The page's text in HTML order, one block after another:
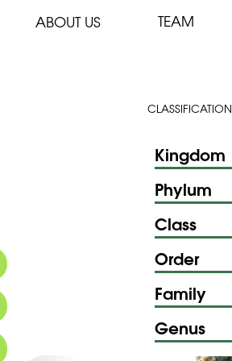
ABOUT US TEAM
CLASSIFICATION
Kingdom
Phylum
Class
Order
Family
Genus